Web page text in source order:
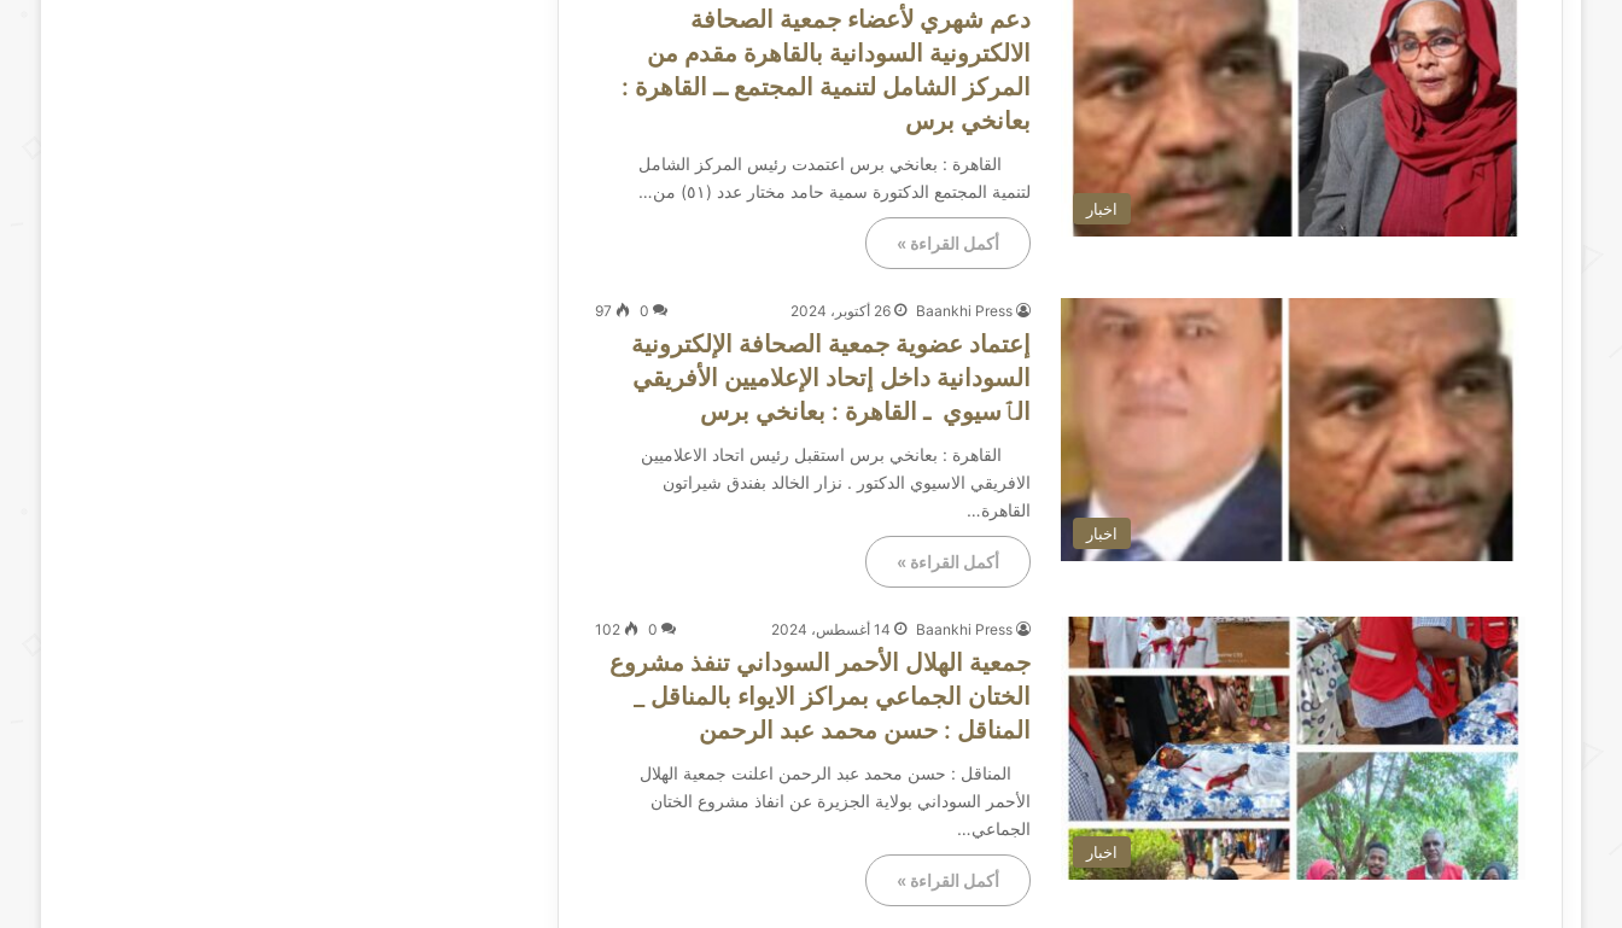
اخبار
دعم شهري لأعضاء جمعية الصحافة
الالكترونية السودانية بالقاهرة مقدم من
المركز الشامل لتنمية المجتمع ــ القاهرة :
بعانخي برس
القاهرة : بعانخي برس اعتمدت رئيس المركز الشامل
لتنمية المجتمع الدكتورة سمية حامد مختار عدد (٥١) من…
أكمل القراءة »
اخبار
Baankhi Press 26 أكتوبر، 2024 0
97
إعتماد عضوية جمعية الصحافة الإلكترونية
السودانية داخل إتحاد الإعلاميين الأفريقي
الٱسيوي ـ القاهرة : بعانخي برس
القاهرة : بعانخي برس استقبل رئيس اتحاد الاعلاميين
الافريقي الاسيوي الدكتور . نزار الخالد بفندق شيراتون
القاهرة…
أكمل القراءة »
اخبار
Baankhi Press 14 أغسطس، 2024 0
102
جمعية الهلال الأحمر السوداني تنفذ مشروع
الختان الجماعي بمراكز الايواء بالمناقل _
المناقل : حسن محمد عبد الرحمن
المناقل : حسن محمد عبد الرحمن اعلنت جمعية الهلال
الأحمر السوداني بولاية الجزيرة عن انفاذ مشروع الختان
الجماعي…
أكمل القراءة »